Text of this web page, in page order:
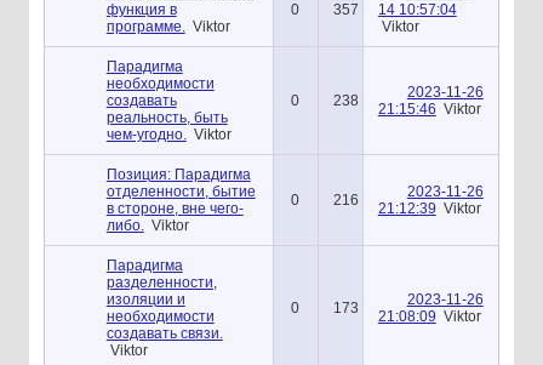
функция в
программе.
Viktor
0 357
14 10:57:04
Viktor
Парадигма
необходимости
создавать
реальность, быть
чем-угодно.
Viktor
0 238
2023-11-26
21:15:46 Viktor
Позиция: Парадигма
отделенности, бытие
в стороне, вне чего-
либо.
Viktor
0 216
2023-11-26
21:12:39 Viktor
Парадигма
разделенности,
изоляции и
необходимости
создавать связи.
Viktor
0 173
2023-11-26
21:08:09 Viktor